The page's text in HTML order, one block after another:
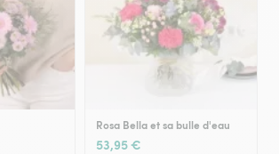
Rosa Bella et sa bulle d'eau
53,95 €